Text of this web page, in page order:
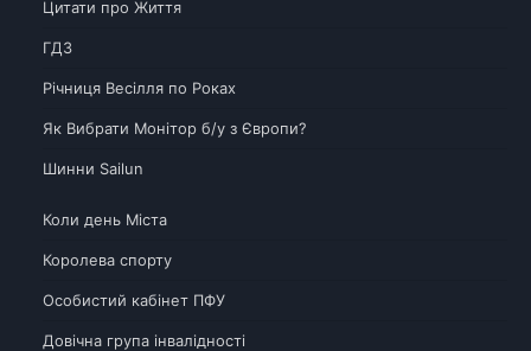
Цитати про Життя
ГДЗ
Річниця Весілля по Роках
Як Вибрати Монітор б/у з Європи?
Шинни Sailun
Коли день Міста
Королева спорту
Особистий кабінет ПФУ
Довічна група інвалідності